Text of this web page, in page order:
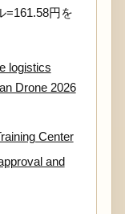
=161.58円を
logistics
Drone 2026
Center
and